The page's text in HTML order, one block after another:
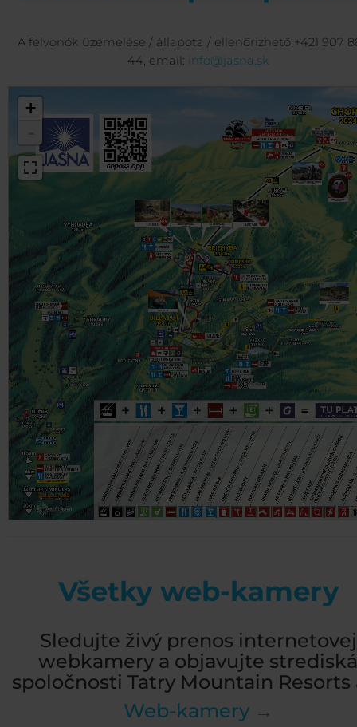
A felvonók üzemelése / állapota / ellenőrizhető +421 907
44, email: info@jasna.sk
+
Všetky web-kamery
Sledujte živý prenos internetovej
webkamery a objavujte strediská
spoločnosti Tatry Mountain Resorts
Web-kamery →